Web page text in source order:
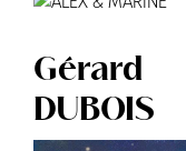
Gérard
DUBOIS